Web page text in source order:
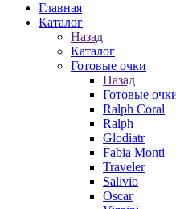
Главная
Каталог
Назад
Каталог
Готовые очки
Назад
Готовые
Ralph Coral
Ralph
Glodiatr
Fabia Monti
Traveler
Salivio
Oscar